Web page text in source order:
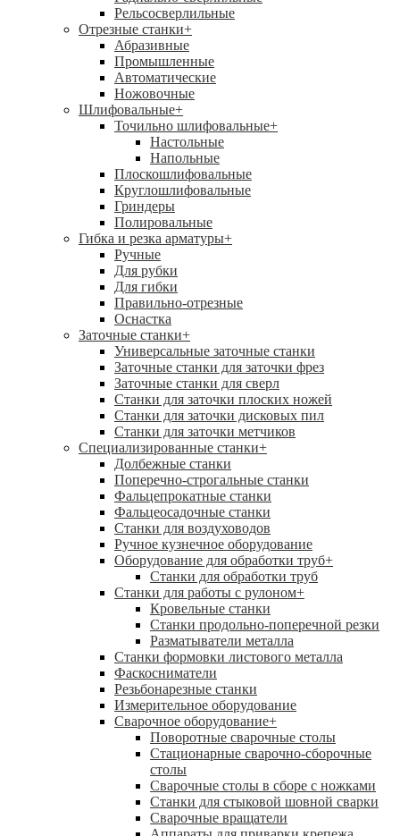
Рельсосверлильные
Отрезные станки+
Абразивные
Промышленные
Автоматические
Ножовочные
Шлифовальные+
Точильно шлифовальные+
Настольные
Напольные
Плоскошлифовальные
Круглошлифовальные
Гриндеры
Полировальные
Гибка и резка арматуры+
Ручные
Для рубки
Для гибки
Правильно-отрезные
Оснастка
Заточные станки+
Универсальные заточные станки
Заточные станки для заточки фрез
Заточные станки для сверл
Станки для заточки плоских ножей
Станки для заточки дисковых пил
Станки для заточки метчиков
Специализированные станки+
Долбежные станки
Поперечно-строгальные станки
Фальцепрокатные станки
Фальцеосадочные станки
Станки для воздуховодов
Ручное кузнечное оборудование
Оборудование для обработки труб+
Станки для обработки труб
Станки для работы с рулоном+
Кровельные станки
Станки продольно-поперечной резки
Разматыватели металла
Станки формовки листового металла
Фаскосниматели
Резьбонарезные станки
Измерительное оборудование
Сварочное оборудование+
Поворотные сварочные столы
Стационарные сварочно-сборочные
столы
Сварочные столы в сборе с ножками
Станки для стыковой шовной сварки
Сварочные вращатели